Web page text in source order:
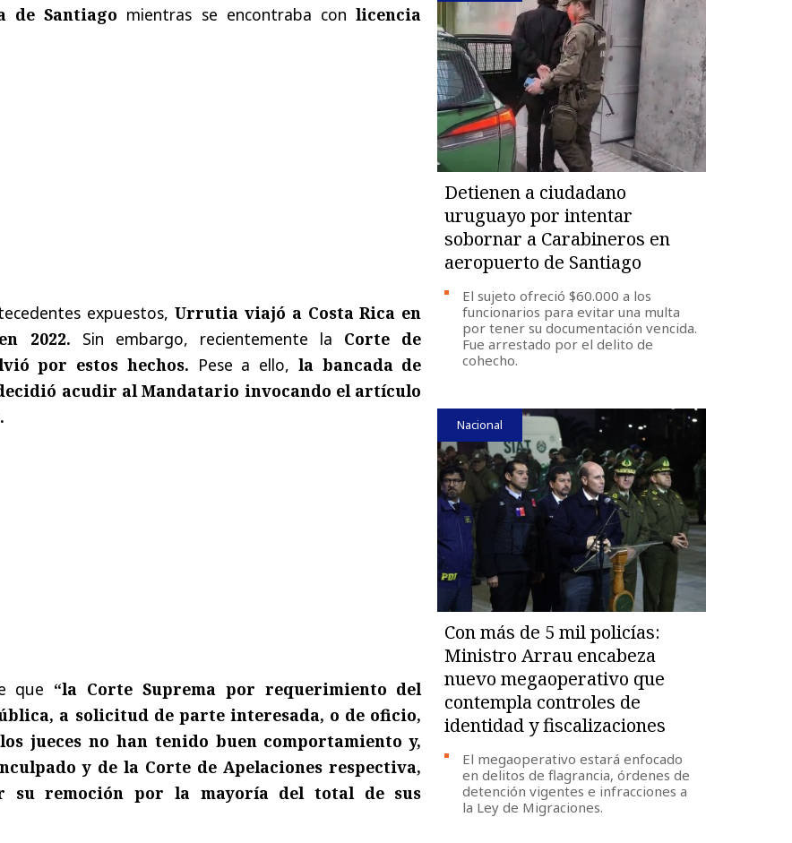
de Santiago mientras se encontraba con licencia
expuestos,Urrutia viajó a Costa Rica en
2022. Sin embargo, recientemente la Corte de
por estos hechos. Pese a ello, la bancada de
acudir al Mandatario invocando el artículo
que “la Corte Suprema por requerimiento del
a solicitud de parte interesada, o de oficio,
jueces no han tenido buen comportamiento y,
y de la Corte de Apelaciones respectiva,
su remoción por la mayoría del total de sus
Detienen a ciudadano
uruguayo por intentar
sobornar a Carabineros en
aeropuerto de Santiago
El sujeto ofreció $60.000 a los
funcionarios para evitar una multa
por tener su documentación vencida.
Fue arrestado por el delito de
cohecho.
Nacional
Con más de 5 mil policías:
Ministro Arrau encabeza
nuevo megaoperativo que
contempla controles de
identidad y fiscalizaciones
El megaoperativo estará enfocado
en delitos de flagrancia, órdenes de
detención vigentes e infracciones a
la Ley de Migraciones.